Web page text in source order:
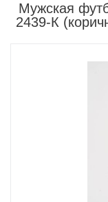
Мужская
2439-К